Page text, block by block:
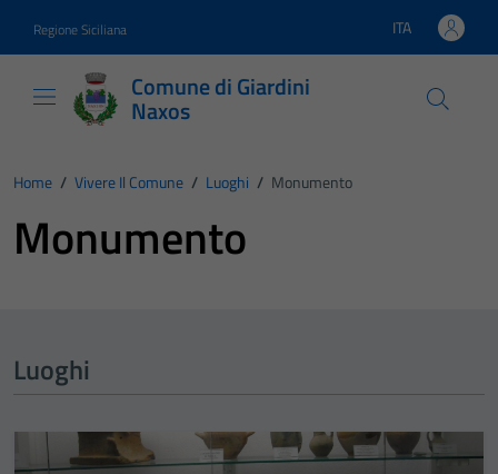
Regione Siciliana Lingua attiva:
ITA
Comune di Giardini
Naxos
Home / Vivere Il Comune / Luoghi / Monumento
Monumento
Luoghi